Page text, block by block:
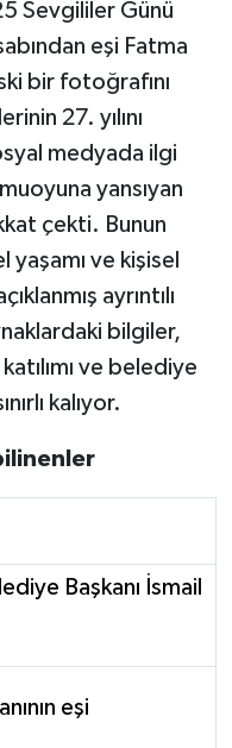
Sevgililer Günü
eşi Fatma
bir fotoğrafını
27. yılını
medyada ilgi
yansıyan
çekti. Bunun
yaşamı ve kişisel
ayrıntılı
bilgiler,
ve belediye
kalıyor.
Başkanı İsmail
eşi